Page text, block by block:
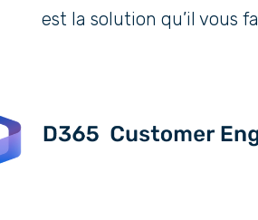
est la solution qu’il vous